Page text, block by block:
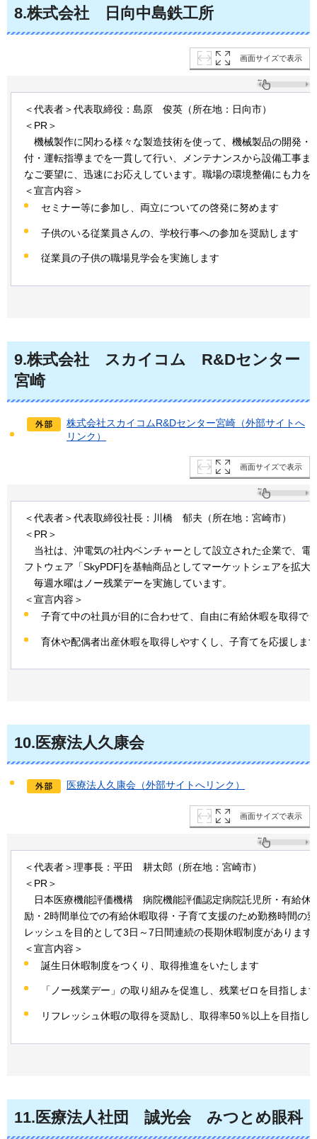
8.株式会社 日向中島鉄工所
画面サイズで表示
＜代表者＞代表取締役：島原 俊英 （所在地：日向市）
＜PR＞
機械製作に関わる様々な製造技術を使って、機械製品の開発・
付・運転指導までを一貫して行い、メンテナンスから設備工事ま
なご要望に、迅速にお応えしています。職場の環境整備にも力を
＜宣言内容＞
セミナー等に参加し、両立についての啓発に努めます
子供のいる従業員さんの、学校行事への参加を奨励します
従業員の子供の職場見学会を実施します
9.株式会社 ス カイコム R&Dセンター
宮崎
株式会社スカイコムR&Dセンター宮崎（外部サイトへ
リンク）
画面サイズで表示
＜代表者＞代表取締役社長：川橋 郁夫 （所在地：宮崎市）
＜PR＞
当社は、 沖電気の社内ベンチャーとして設立された企業で、電
フトウェア「SkyPDF]を基軸商品としてマーケットシェアを拡大
毎週水曜は ノー残業デーを実施しています。
＜宣言内容＞
子育て中の社員が目的に合わせて、自由に有給休暇を取得で
育休や配偶者出産休暇を取得しやすくし、子育てを応援しま
10.医療法人久康会
医療法人久康会（外部サイトへリンク）
画面サイズで表示
＜代表者＞理事長：平田 耕太郎 （所在地：宮崎市）
＜PR＞
日本医療機能評価機構 病院機能評価認定病院託児所・有給休
励・2時間単位での有給休暇取得・子育て支援のため勤務時間の
レッシュを目的として3日～7日間連続の長期休暇制度があります
＜宣言内容＞
誕生日休暇制度をつくり、取得推進をいたします
「ノー残業デー」の取り組みを促進し、残業ゼロを目指しま
リフレッシュ休暇の取得を奨励し、取得率50％以上を目指し
11.医療法人社団 誠光会 みつとめ眼科